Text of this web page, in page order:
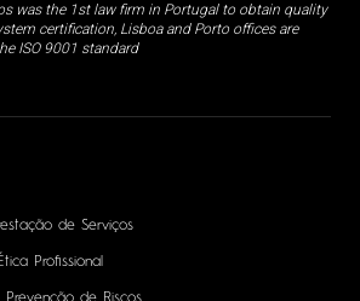
was the 1st law firm in Portugal to obtain quality
certification, Lisboa and Porto offices are
ISO 9001 standard
de Serviços
Profissional